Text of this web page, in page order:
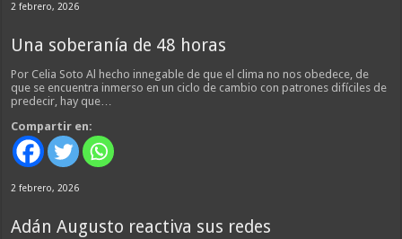
2 febrero, 2026
Una soberanía de 48 horas
Por Celia Soto Al hecho innegable de que el clima no nos obedece, de
que se encuentra inmerso en un ciclo de cambio con patrones difíciles de
predecir, hay que…
Compartir en:
2 febrero, 2026
Adán Augusto reactiva sus redes